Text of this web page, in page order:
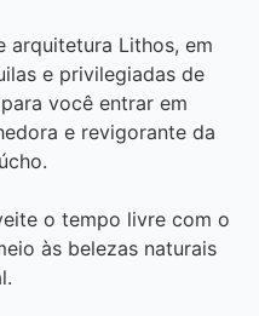
arquitetura Lithos, em
e privilegiadas de
você entrar em
e revigorante da
o tempo livre com o
às belezas naturais